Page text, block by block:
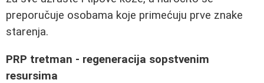
preporučuje osobama koje primećuju prve znake
starenja.
PRP tretman - regeneracija sopstvenim
resursima